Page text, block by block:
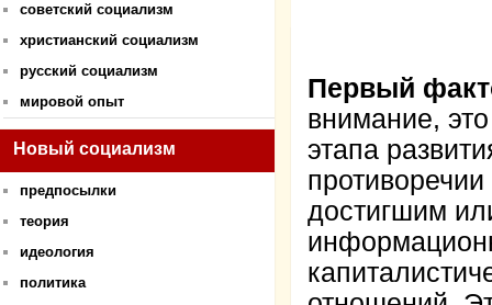
советский социализм
христианский социализм
русский социализм
мировой опыт
Новый социализм
предпосылки
теория
идеология
политика
Первый
внимание,
этапа
достигшим